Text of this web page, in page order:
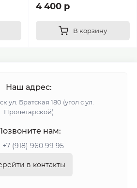
4 400 р
В корзину
Наш адрес:
ул. Братская 180 (угол с ул.
Пролетарской)
нам:
+7 (918) 960 99 95
в контакты